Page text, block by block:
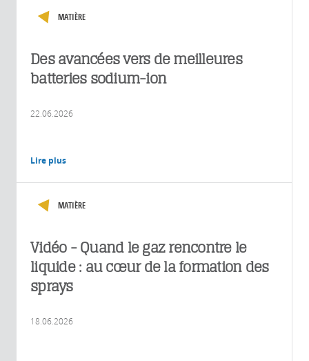
MATIÈRE
Des avancées vers de meilleures
batteries sodium-ion
22.06.2026
Lire plus
MATIÈRE
Vidéo - Quand le gaz rencontre le
liquide : au cœur de la formation des
sprays
18.06.2026